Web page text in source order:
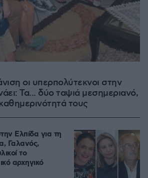
οι υπερπολύτεκνοι στην
Τα... δύο ταψιά μεσημεριανό,
τους
Ελπίδα για τη
Γαλανός,
το
αρχηγικό